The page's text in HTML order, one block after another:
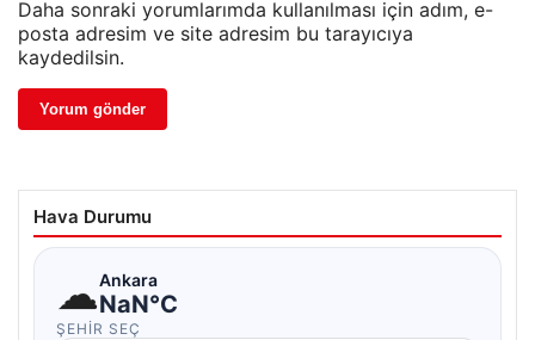
Daha sonraki yorumlarımda kullanılması için adım, e-
posta adresim ve site adresim bu tarayıcıya
kaydedilsin.
Hava Durumu
☁Ankara
NaN°C
ŞEHIR SEÇ